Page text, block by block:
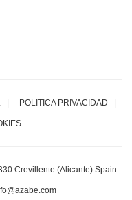
| POLITICA PRIVACIDAD |
Crevillente (Alicante) Spain